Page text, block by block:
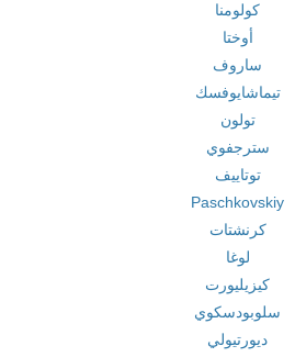
كولومنا
أوختا
ساروف
تيماشايوفسك
تولون
سترجفوي
توتاييف
Paschkovskiy
كرنشتات
لوغا
كيزيليورت
سلوبودسكوي
ديورتيولي